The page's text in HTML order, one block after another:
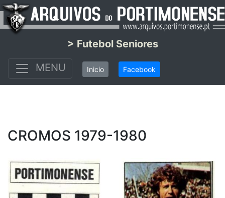
> Futebol Seniores
MENU
Inicio Facebook
CROMOS 1979-1980